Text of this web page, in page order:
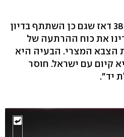
אריק שרון, מפקד אוגדה 38 דאז שגם כן השתתף בדיון
את כוח ההרתעה של
הצבא המצרי. הבעיה היא
קיום עם ישראל. חוסר
יד".